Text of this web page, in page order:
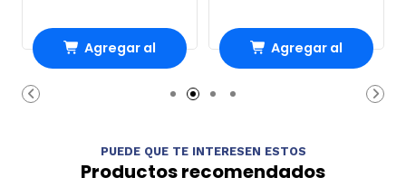
Agregar al Agregar al
PUEDE QUE TE INTERESEN ESTOS
Productos recomendados